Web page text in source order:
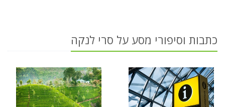
כתבות וסיפורי מסע על סרי לנקה